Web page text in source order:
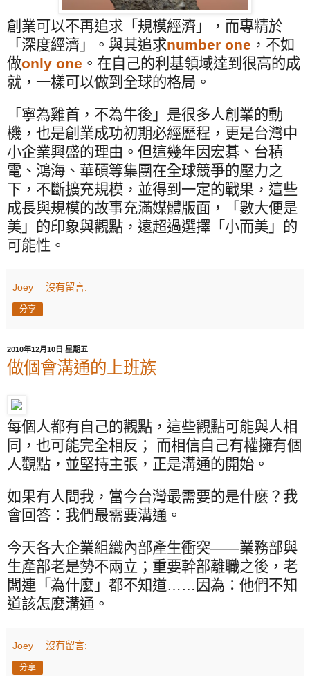
創業可以不再追求「規模經濟」，而專精於
「深度經濟」。與其追求number one ，不如
做only one 。在自己的利基領域達到很高的成
就，一樣可以做到全球的格局。
「寧為雞首，不為牛後」是很多人創業的動
機，也是創業成功初期必經歷程，更是台灣中
小企業興盛的理由。但這幾年因宏碁、台積
電、鴻海、華碩等集團在全球競爭的壓力之
下，不斷擴充規模，並得到一定的戰果，這些
成長與規模的故事充滿媒體版面，「數大便是
美」的印象與觀點，遠超過選擇「小而美」的
可能性。
Joey 沒有留言:
分享
2010年12月10日 星期五
做個會溝通的上班族
每個人都有自己的觀點，這些觀點可能與人相
同，也可能完全相反； 而相信自己有權擁有個
人觀點，並堅持主張，正是溝通的開始。
如果有人問我，當今台灣最需要的是什麼？我
會回答：我們最需要溝通。
今天各大企業組織內部產生衝突——業務部與
生產部老是勢不兩立；重要幹部離職之後，老
闆連「為什麼」都不知道……因為：他們不知
道該怎麼溝通。
Joey 沒有留言:
分享